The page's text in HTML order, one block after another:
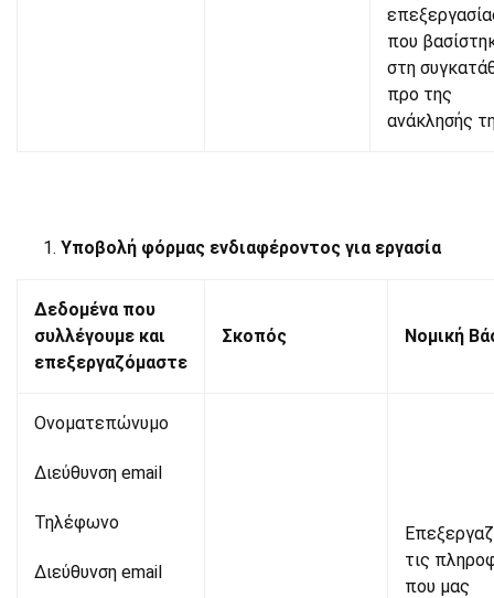
που
στη
προ της
ανάκλησής
Υποβολή φόρμας ενδιαφέροντος για εργασία
Δεδομένα που
συλλέγουμε και
επεξεργαζόμαστε
Σκοπός Νομική
Ονοματεπώνυμο
Διεύθυνση email
Τηλέφωνο
Διεύθυνση email
τις
που μας